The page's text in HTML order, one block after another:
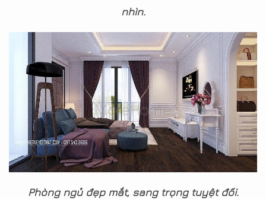
nhìn.
Phòng ngủ đẹp mắt, sang trọng tuyệt đối.